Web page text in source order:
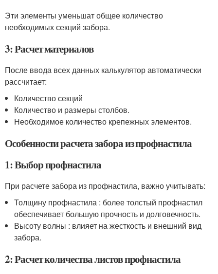
Эти элементы уменьшат общее количество
необходимых секций забора.
3: Расчет материалов
После ввода всех данных калькулятор автоматически
рассчитает:
Количество секций
Количество и размеры столбов.
Необходимое количество крепежных элементов.
Особенности расчета забора из профнастила
1: Выбор профнастила
При расчете забора из профнастила, важно учитывать:
Толщину профнастила : более толстый профнастил
обеспечивает большую прочность и долговечность.
Высоту волны : влияет на жесткость и внешний вид
забора.
2: Расчет количества листов профнастила